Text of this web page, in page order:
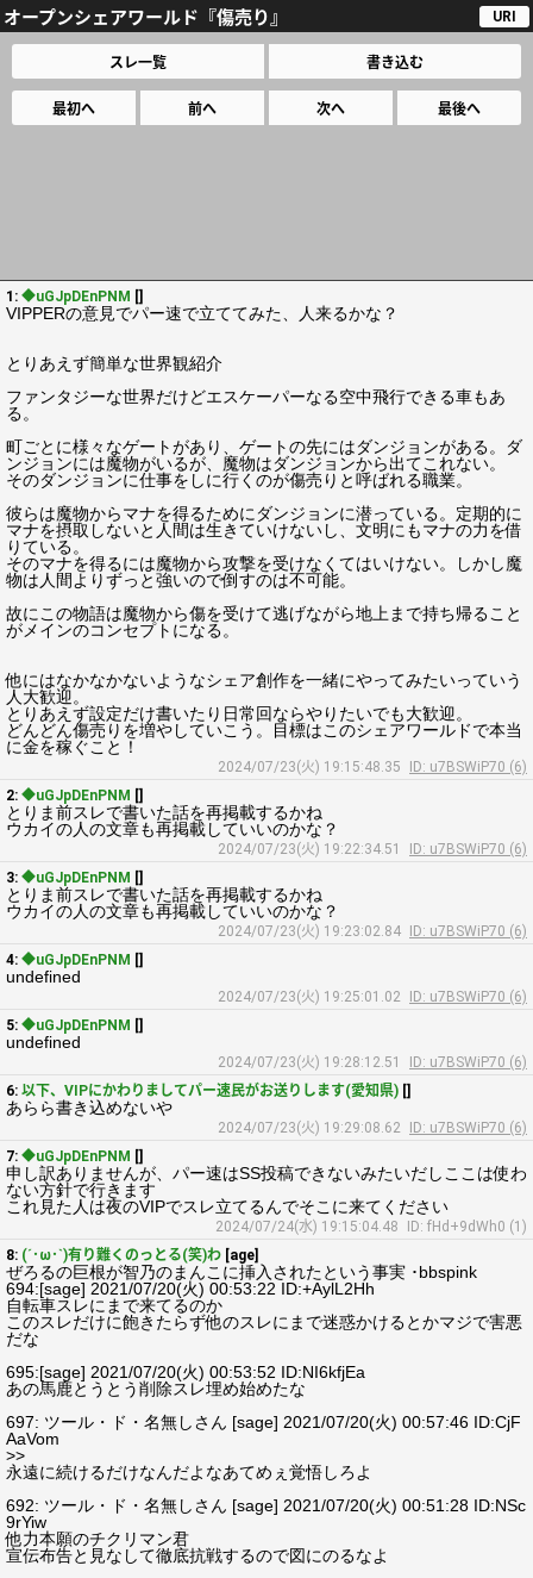
オープンシェアワールド『傷売り』 URI
スレ一覧 書き込む
最初へ 前へ 次へ 最後へ
1: ◆uGJpDEnPNM []
VIPPERの意見でパー速で立ててみた、人来るかな？
とりあえず簡単な世界観紹介
ファンタジーな世界だけどエスケーパーなる空中飛行できる車もあ
る。
町ごとに様々なゲートがあり、ゲートの先にはダンジョンがある。ダ
ンジョンには魔物がいるが、魔物はダンジョンから出てこれない。
そのダンジョンに仕事をしに行くのが傷売りと呼ばれる職業。
彼らは魔物からマナを得るためにダンジョンに潜っている。定期的に
マナを摂取しないと人間は生きていけないし、文明にもマナの力を借
りている。
そのマナを得るには魔物から攻撃を受けなくてはいけない。しかし魔
物は人間よりずっと強いので倒すのは不可能。
故にこの物語は魔物から傷を受けて逃げながら地上まで持ち帰ること
がメインのコンセプトになる。
他にはなかなかないようなシェア創作を一緒にやってみたいっていう
人大歓迎。
とりあえず設定だけ書いたり日常回ならやりたいでも大歓迎。
どんどん傷売りを増やしていこう。目標はこのシェアワールドで本当
に金を稼ぐこと！
2024/07/23(火) 19:15:48.35
ID: u7BSWiP70 (6)
2: ◆uGJpDEnPNM []
とりま前スレで書いた話を再掲載するかね
ウカイの人の文章も再掲載していいのかな？
2024/07/23(火) 19:22:34.51
ID: u7BSWiP70 (6)
3: ◆uGJpDEnPNM []
とりま前スレで書いた話を再掲載するかね
ウカイの人の文章も再掲載していいのかな？
2024/07/23(火) 19:23:02.84
ID: u7BSWiP70 (6)
4: ◆uGJpDEnPNM []
undefined
2024/07/23(火) 19:25:01.02
ID: u7BSWiP70 (6)
5: ◆uGJpDEnPNM []
undefined
2024/07/23(火) 19:28:12.51
ID: u7BSWiP70 (6)
6: 以下、VIPにかわりましてパー速民がお送りします(愛知県) []
あらら書き込めないや
2024/07/23(火) 19:29:08.62
ID: u7BSWiP70 (6)
7: ◆uGJpDEnPNM []
申し訳ありませんが、パー速はSS投稿できないみたいだしここは使わ
ない方針で行きます
これ見た人は夜のVIPでスレ立てるんでそこに来てください
2024/07/24(水) 19:15:04.48
ID: fHd+9dWh0 (1)
8: (´･ω･`)有り難くのっとる(笑)わ [age]
ぜろるの巨根が智乃のまんこに挿入されたという事実 ･bbspink
694:[sage] 2021/07/20(火) 00:53:22 ID:+AylL2Hh
自転車スレにまで来てるのか
このスレだけに飽きたらず他のスレにまで迷惑かけるとかマジで害悪
だな
695:[sage] 2021/07/20(火) 00:53:52 ID:NI6kfjEa
あの馬鹿とうとう削除スレ埋め始めたな
697: ツール・ド・名無しさん [sage] 2021/07/20(火) 00:57:46 ID:CjF
AaVom
>>
永遠に続けるだけなんだよなあてめぇ覚悟しろよ
692: ツール・ド・名無しさん [sage] 2021/07/20(火) 00:51:28 ID:NSc
9rYiw
他力本願のチクリマン君
宣伝布告と見なして徹底抗戦するので図にのるなよ